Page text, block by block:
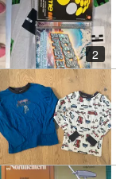
2